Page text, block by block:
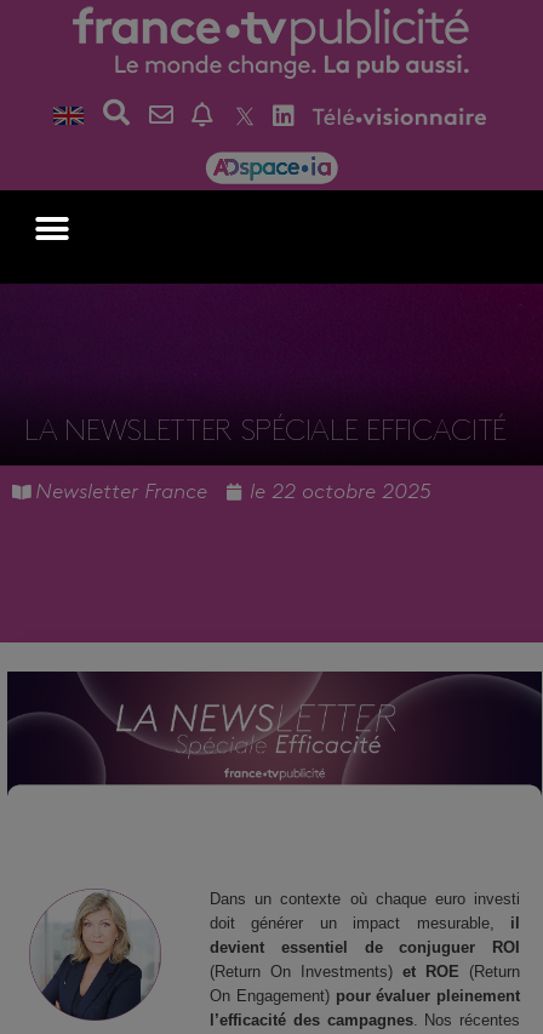
LA NEWSLETTER SPÉCIALE EFFICACITÉ
Newsletter France le 22 octobre 2025
Dans un contexte où chaque euro investi
doit générer un impact mesurable, il
devient essentiel de conjuguer ROI
(Return On Investments) et ROE (Return
On Engagement)pour évaluer pleinement
l’efficacité des campagnes. Nos récentes